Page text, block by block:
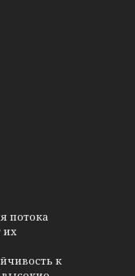
потока
их
к